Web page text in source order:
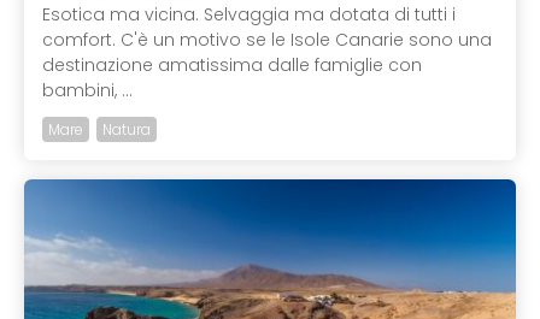
Esotica ma vicina. Selvaggia ma dotata di tutti i
comfort. C'è un motivo se le Isole Canarie sono una
destinazione amatissima dalle famiglie con
bambini, ...
Mare Natura